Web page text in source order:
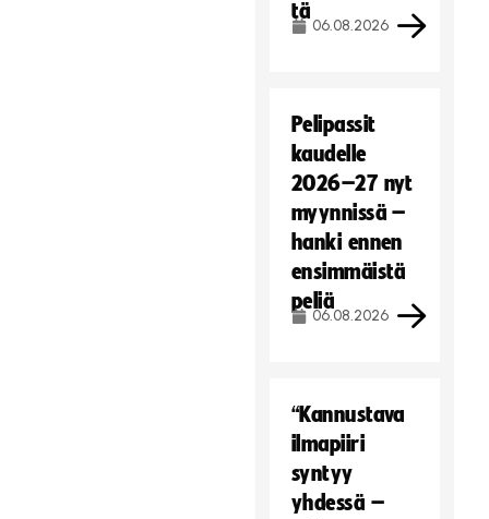
tä
06.08.2026
Pelipassit
kaudelle
2026–27 nyt
myynnissä –
hanki ennen
ensimmäistä
peliä
06.08.2026
“Kannustava
ilmapiiri
syntyy
yhdessä –